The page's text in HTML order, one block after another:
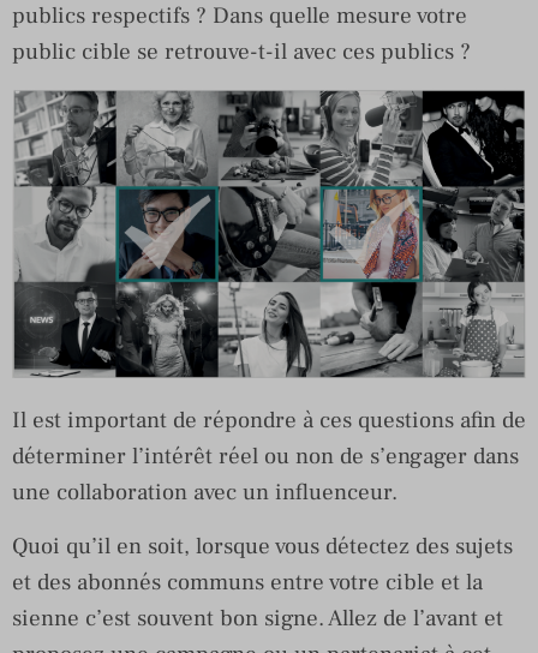
publics respectifs ? Dans quelle mesure votre
public cible se retrouve-t-il avec ces publics ?
Il est important de répondre à ces questions afin de
déterminer l’intérêt réel ou non de s’engager dans
une collaboration avec un influenceur.
Quoi qu’il en soit, lorsque vous détectez des sujets
et des abonnés communs entre votre cible et la
sienne c’est souvent bon signe. Allez de l’avant et